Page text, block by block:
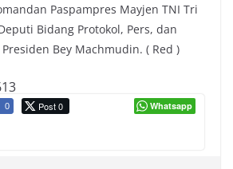
Paspampres Mayjen TNI Tri
Bidang Protokol, Pers, dan
Bey Machmudin. ( Red )
0 Post 0 Whatsapp